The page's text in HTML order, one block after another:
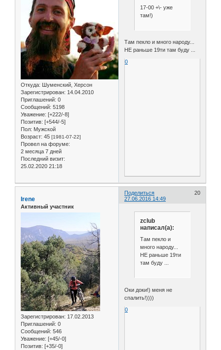
Откуда: Шуменский, Херсон
Зарегистрирован: 14.04.2010
Приглашений: 0
Сообщений: 5198
Уважение: [+222/-8]
Позитив: [+544/-5]
Пол: Мужской
Возраст: 45 [1981-07-22]
Провел на форуме:
2 месяца 7 дней
Последний визит:
25.02.2020 21:18
17-00 +\- уже
там!)
Там пекло и много народу...
НЕ раньше 19ти там буду ...
0
Поделиться
20
27.06.2016 14:49
Irene
Активный участник
Зарегистрирован: 17.02.2013
Приглашений: 0
Сообщений: 546
Уважение: [+45/-0]
Позитив: [+35/-0]
zclub
написал(а):
Там пекло и
много народу...
НЕ раньше 19ти
там буду ...
Оки доки!) меня не
спалить!))))
0